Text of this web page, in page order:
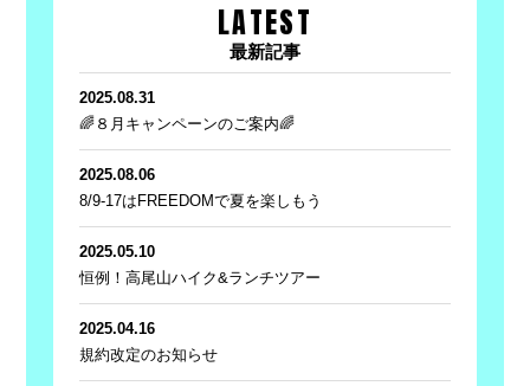
LATEST
最新記事
2025.08.31
🌈８月キャンペーンのご案内🌈
2025.08.06
8/9-17はFREEDOMで夏を楽しもう
2025.05.10
恒例！高尾山ハイク&ランチツアー
2025.04.16
規約改定のお知らせ